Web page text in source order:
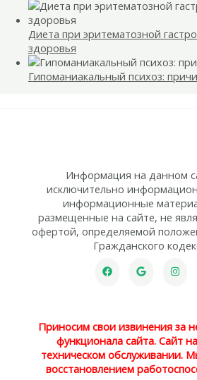
Диета при эритематозной
здоровья
Гипоманиакальный психоз:
Информация на данном
исключительно
информационные
размещенные на сайте, не
офертой, определяемой
Гражданского
Приносим свои извинения за
функционала сайта. Сайт
техническом обслуживании.
восстановлением